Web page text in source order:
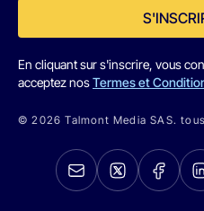
En cliquant sur s'inscrire, vous
acceptez nosTermes et
© 2026 Talmont Media SAS.